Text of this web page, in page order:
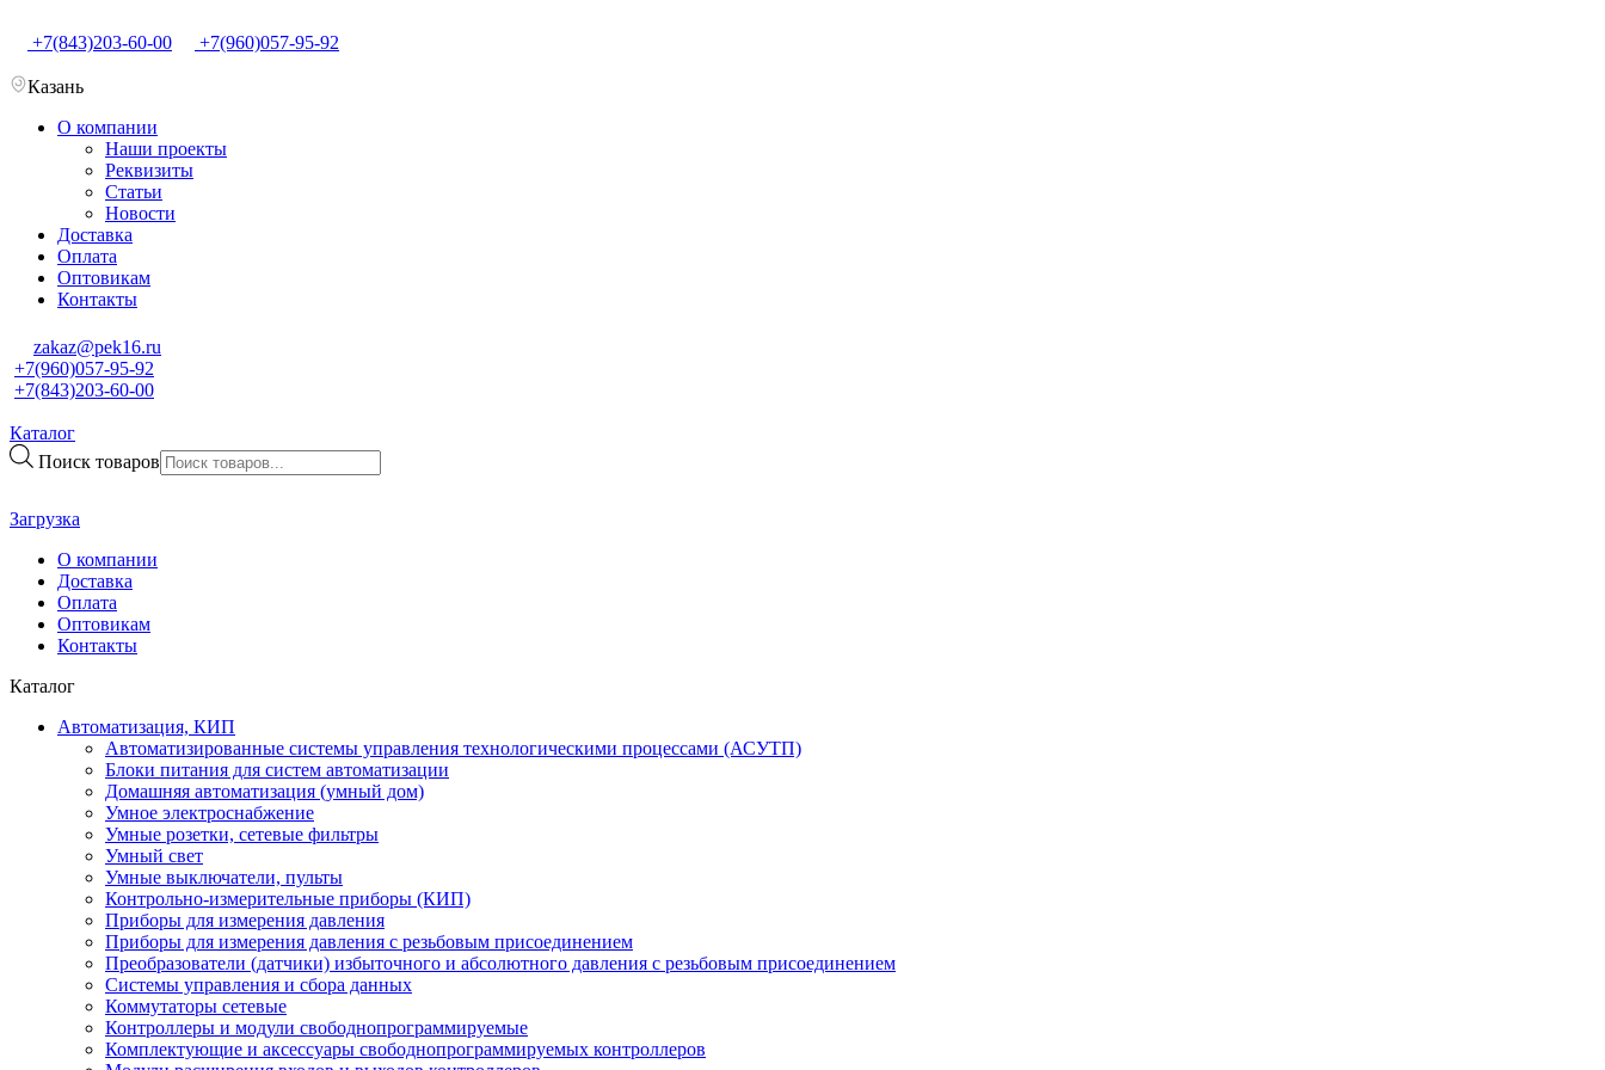
+7(843)203-60-00 +7(960)057-95-92
Казань
О компании
Наши проекты
Реквизиты
Статьи
Новости
Доставка
Оплата
Оптовикам
Контакты
zakaz@pek16.ru
+7(960)057-95-92
+7(843)203-60-00
Каталог
Поиск товаров
Загрузка
О компании
Доставка
Оплата
Оптовикам
Контакты
Каталог
Автоматизация, КИП
Автоматизированные системы управления технологическими процессами (АСУТП)
Блоки питания для систем автоматизации
Домашняя автоматизация (умный дом)
Умное электроснабжение
Умные розетки, сетевые фильтры
Умный свет
Умные выключатели, пульты
Контрольно-измерительные приборы (КИП)
Приборы для измерения давления
Приборы для измерения давления с резьбовым присоединением
Преобразователи (датчики) избыточного и абсолютного давления с резьбовым присоединением
Системы управления и сбора данных
Коммутаторы сетевые
Контроллеры и модули свободнопрограммируемые
Комплектующие и аксессуары свободнопрограммируемых контроллеров